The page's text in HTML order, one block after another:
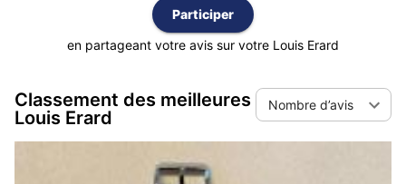
Erard. Le classement est réalisé selon la meilleure note
moyenne et vous pouvez également trier cette liste
Participer
en partageant votre avis sur votre Louis Erard
Classement des meilleures
Louis Erard
Nombre d’avis